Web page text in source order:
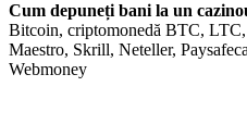
Cum depuneți bani la un
Bitcoin, criptomonedă BTC,
Maestro, Skrill, Neteller,
Webmoney